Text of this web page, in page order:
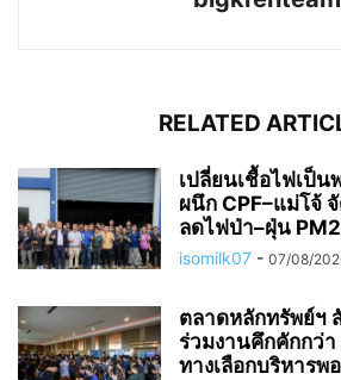
RELATED
เปลี่ยนเชื้อไฟเป็
ผนึก CPF–แม่โจ้
ลดไฟป่า–ฝุ่น
isomilk07 - 07/08/
ตลาดหลักทรัพย์ฯ
ร่วมงานคึกคักกว่
ทางเลือกบริหารพ